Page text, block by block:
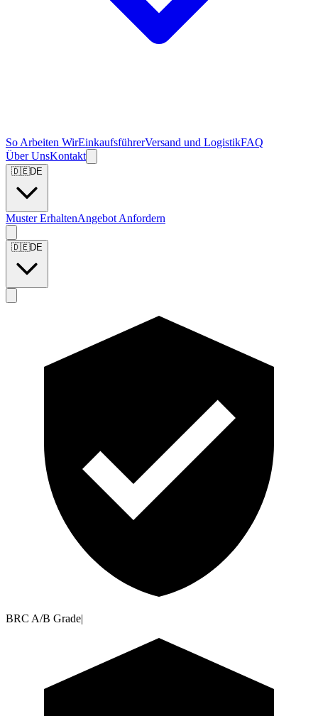
So Arbeiten WirEinkaufsführerVersand und LogistikFAQ
Über UnsKontakt
🇩🇪DE
Muster ErhaltenAngebot Anfordern
🇩🇪DE
BRC A/B Grade|